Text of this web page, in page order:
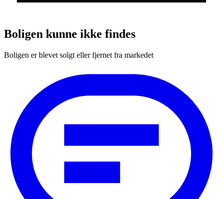
Boligen kunne ikke findes
Boligen er blevet solgt eller fjernet fra markedet